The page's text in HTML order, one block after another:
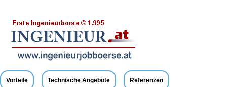
Vorteile Technische Angebote Referenzen